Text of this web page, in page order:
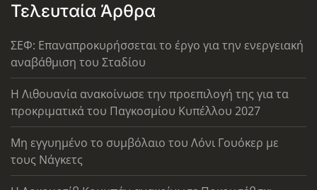
Τελευταία Άρθρα
ΣΕΦ: Επαναπροκυρήσσεται το έργο για την ενεργειακή
αναβάθμιση του Σταδίου
Η Λιθουανία ανακοίνωσε την προεπιλογή της για τα
προκριματικά του Παγκοσμίου Κυπέλλου 2027
Μη εγγυημένο το συμβόλαιο του Λόνι Γουόκερ με
τους Νάγκετς